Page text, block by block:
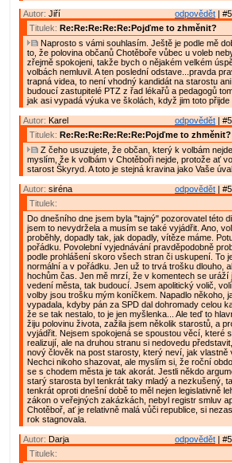
odpovědět |
Autor: Jiří
Titulek: Re:Re:Re:Re:Re:Pojďme to zhměnit?
Naprosto s vámi souhlasím. Ještě je podle mě
to, že polovina občanů Chotěboře vůbec u voleb
zřejmě spokojeni, takže bych o nějakém velkém
volbách nemluvil. A ten poslední odstave...pravda
trapná videa, to není vhodný kandidát na starostu
budoucí zastupitelé PTZ z řad lékařů a pedagogů
jak asi vypadá výuka ve školách, když jim toto
odpovědět |
Autor: Karel
Titulek: Re:Re:Re:Re:Re:Re:Pojďme to zhměnit?
Z čeho usuzujete, že občan, který k volbám
myslím, že k volbám v Chotěboři nejde, protože ať
starost Škyryd. A toto je stejná kravina jako Vaše
odpovědět |
Autor: siréna
Titulek:
Do dnešního dne jsem byla "tajný" pozorovatel této
jsem to nevydržela a musím se také vyjádřit. Ano,
proběhly, dopadly tak, jak dopadly, vítěze máme.
pořádku. Povolební vyjednávání pravděpodobně
podle prohlášení skoro všech stran či uskupení. To
normální a v pořádku. Jen už to trvá trošku dlouho,
hochům čas. Jen mě mrzí, že v komentech se uráží
vedení města, tak budoucí. Jsem apolitický volič,
volby jsou trošku mým koníčkem. Napadlo někoho,
vypadala, kdyby pán za SPD dal dohromady celou
že se tak nestalo, to je jen myšlenka... Ale teď to
žiju polovinu života, zažila jsem několik starostů, a
vyjádřit. Nejsem spokojená se spoustou věcí, které
realizují, ale na druhou stranu si nedovedu
nový člověk na post starosty, který neví, jak vlastně
Nechci nikoho shazovat, ale myslím si, že roční
se s chodem města je tak akorát. Jestli někdo
starý starosta byl tenkrát taky mladý a nezkušený,
tenkrát oproti dnešní době to měl nejen legislativně
zákon o veřejných zakázkách, nebyl registr smluv
Chotěboř, ať je relativně malá vůči republice, si
rok stagnovala.
odpovědět |
Autor: Darja
Titulek: